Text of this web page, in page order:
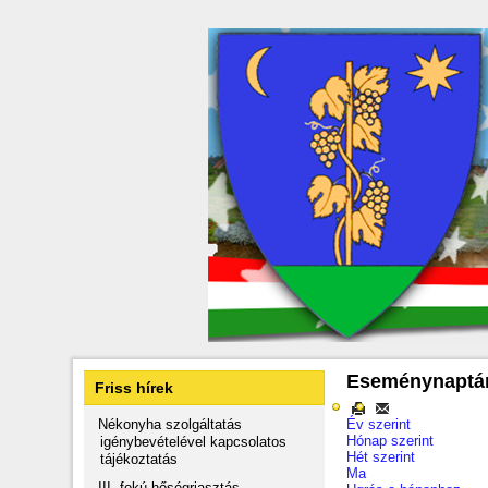
Friss hírek
Nékonyha szolgáltatás
igénybevételével kapcsolatos
tájékoztatás
Év szerint
Hónap szerint
Hét szerint
Ma